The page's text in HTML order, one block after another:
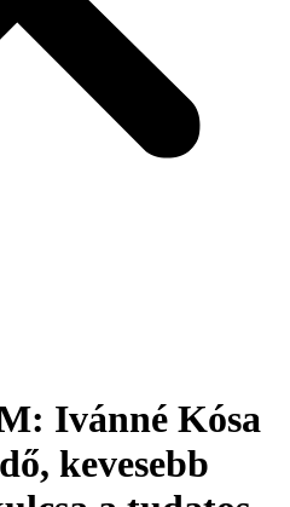
Ivánné Kósa
kevesebb